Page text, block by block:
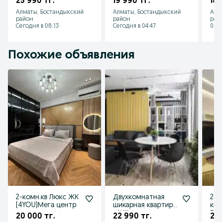
Комплексе
Алматы, Бостандыкский
район
Сегодня в 08:13
Комплексе
Алматы, Бостандыкский
район
Сегодня в 04:47
05
Похожие объявления
2-комн.кв Люкс ЖК
(4YOU)Мега центр
20 000 тг.
Двухкомнатная
шикарная квартира
в ЖК рядом с
22 990 тг.
2-х
21